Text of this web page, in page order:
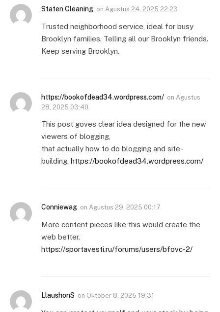
Staten Cleaning on Agustus 24, 2025 22:23
Trusted neighborhood service, ideal for busy
Brooklyn families. Telling all our Brooklyn friends.
Keep serving Brooklyn.
https://bookofdead34.wordpress.com/ on Agustus
28, 2025 03:40
This post goves clear idea designed for the new
viewers of blogging,
that actually how to do blogging and site-
building. https://bookofdead34.wordpress.com/
Conniewag on Agustus 29, 2025 00:17
More content pieces like this would create the
web better.
https://sportavesti.ru/forums/users/bfovc-2/
LlaushonS on Oktober 8, 2025 19:31